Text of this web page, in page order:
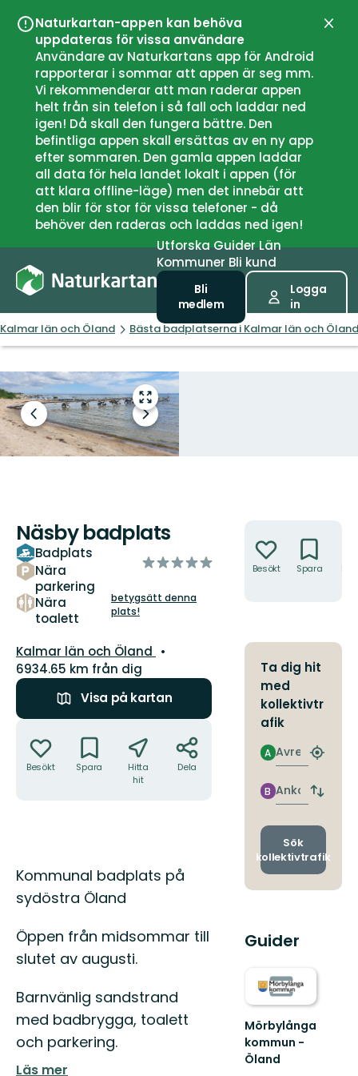
Naturkartan-appen kan behöva
uppdateras för vissa användare
Användare av Naturkartans app för Android
rapporterar i sommar att appen är seg mm.
Vi rekommenderar att man raderar appen
helt från sin telefon i så fall och laddar ned
igen! Då skall den fungera bättre. Den
befintliga appen skall ersättas av en ny app
efter sommaren. Den gamla appen laddar
all data för hela landet lokalt i appen (för
att klara offline-läge) men det innebär att
den blir för stor för vissa telefoner - då
behöver den raderas och laddas ned igen!
UtforskaGuiderLän
Kommuner Bli kund
Bli
medlem
Logga
in
Kalmar län och Öland Bästa badplatserna i Kalmar län och Öland
Gå
till
helskärmsläge
Föregående
bild
Nästa
bildspel
Näsby badplats
Badplats
Nära
parkering
Nära
toalett
av
stjärnor
betygsätt denna
plats!
Län:
Kalmar län och Öland
6934.65 km från dig
Visa på kartan
Besökt Spara
Hitta
hit
Dela
Beskrivning
Kommunal badplats på
sydöstra Öland
Öppen från midsommar till
slutet av augusti.
Barnvänlig sandstrand
med badbrygga, toalett
och parkering.
Läs mer
Besökt Spara
Ta dig hit
med
kollektivtr
afik
Avresa
A
Hitta
Ankomst
B
Byt
och
Sök
kollektivtrafik
Guider
Mörbylånga
kommun -
Öland